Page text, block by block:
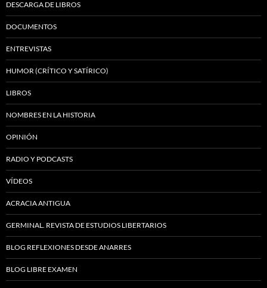
DESCARGA DE LIBROS
DOCUMENTOS
ENTREVISTAS
HUMOR (CRÍTICO Y SATÍRICO)
LIBROS
NOMBRES EN LA HISTORIA
OPINIÓN
RADIO Y PODCASTS
VÍDEOS
ACRACIA ANTIGUA
GERMINAL. REVISTA DE ESTUDIOS LIBERTARIOS
BLOG REFLEXIONES DESDE ANARRES
BLOG LIBRE EXAMEN